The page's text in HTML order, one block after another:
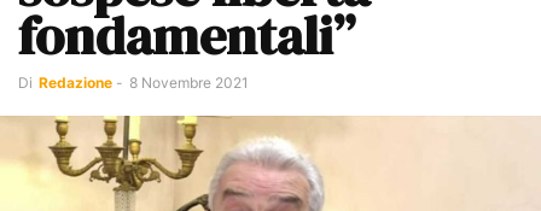
fondamentali”
Di Redazione - 8 Novembre 2021